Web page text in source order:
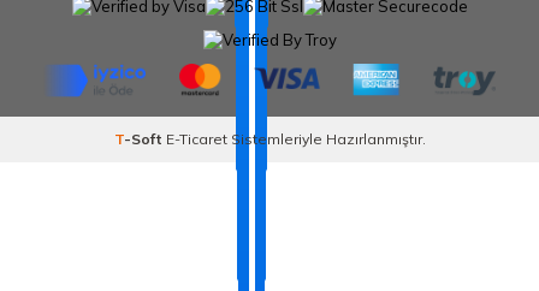
T-Soft E-TicaretSistemleriyle Hazırlanmıştır.